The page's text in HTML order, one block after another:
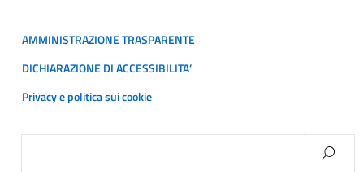
AMMINISTRAZIONE TRASPARENTE
DICHIARAZIONE DI ACCESSIBILITA’
Privacy e politica sui cookie